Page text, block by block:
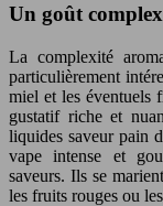
Un goût
La complexité
particulièrement
miel et les éventuels
gustatif riche et
liquides saveur pain
vape intense et
saveurs. Ils se
les fruits rouges ou